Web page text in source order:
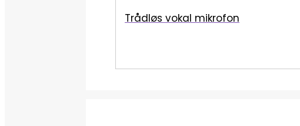
Trådløs vokal mikrofon